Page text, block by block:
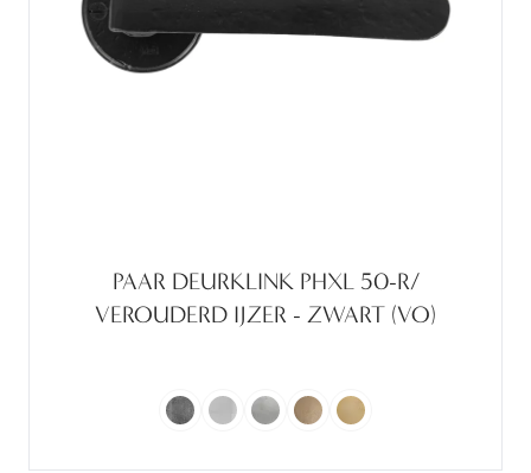
PAAR DEURKLINK PHXL 50-R/
VEROUDERD IJZER - ZWART (VO)